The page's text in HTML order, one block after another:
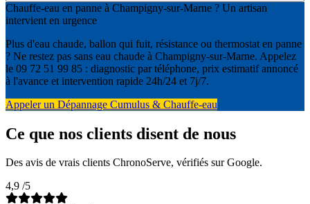
Chauffe-eau en panne à Champigny-sur-Marne ? Un artisan
intervient en urgence
Plus d'eau chaude, ballon qui fuit, résistance ou thermostat en panne
? Ne restez pas sans eau chaude à Champigny-sur-Marne. Appelez
le 09 72 51 99 85 : diagnostic par téléphone, prix estimatif annoncé
à l'avance et intervention rapide 24h/24 et 7j/7.
Appeler un Dépannage Cumulus & Chauffe-eau
Ce que nos clients disent de nous
Des avis de vrais clients ChronoServe, vérifiés sur Google.
4,9 /5